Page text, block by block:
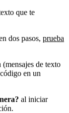
que te
dos pasos, prueba
de texto
en un
al iniciar